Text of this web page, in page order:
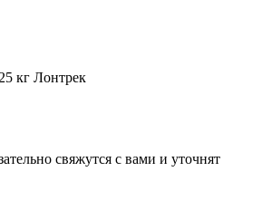
кг Лонтрек
свяжутся с вами и уточнят